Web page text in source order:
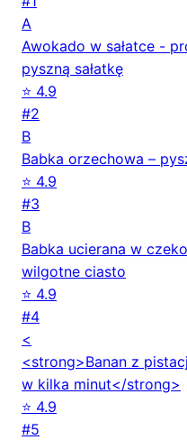
A
Awokado w sałatce -
pyszną sałatkę
⭐ 4.9
#2
B
Babka orzechowa –
⭐ 4.9
#3
B
Babka ucierana w
wilgotne ciasto
⭐ 4.9
#4
<
<strong>Banan z
w kilka minut</strong>
⭐ 4.9
#5